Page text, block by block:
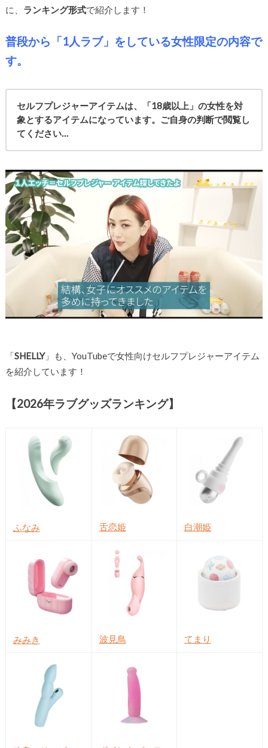
に、 ランキング形式で紹介します！
普段から「1人ラブ」をしている女性限定の内容で
す。
セルフプレジャーアイテムは、「18歳以上」の女性を対
象とするアイテムになっています。ご自身の判断で閲覧し
てください…
「SHELLY」も、YouTubeで女性向けセルフプレジャーアイテム
を紹介しています！
【2026年ラブグッズランキング】
ふなみ 舌恋姫 白潮姫
みみき 波見鳥 てまり